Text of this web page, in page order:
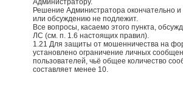
Администратору.
Решение Администратора окончательно
или обсуждению не подлежит.
Все вопросы, касаемо этого пункта,
ЛС (см. п. 1.6 настоящих правил).
1.21 Для защиты от мошенничества на
установлено ограничение личных
пользователей, чьё общее количество
составляет менее 10.